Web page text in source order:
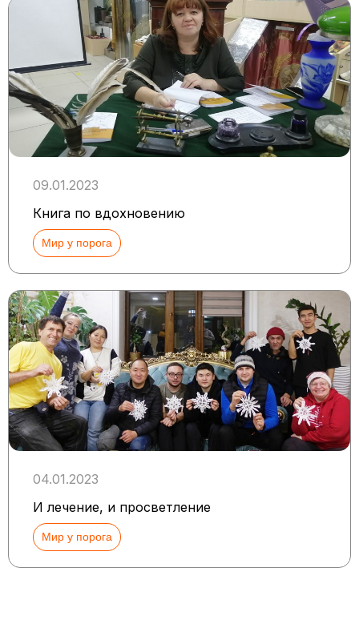
09.01.2023
Книга по вдохновению
Мир у порога
04.01.2023
И лечение, и просветление
Мир у порога